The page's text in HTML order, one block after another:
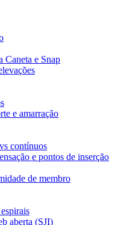
Caneta e Snap
e amarração
contínuos
e pontos de inserção
de membro
aberta (SJI)